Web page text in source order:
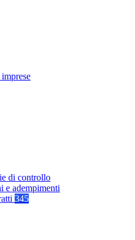
di controllo
e adempimenti
345